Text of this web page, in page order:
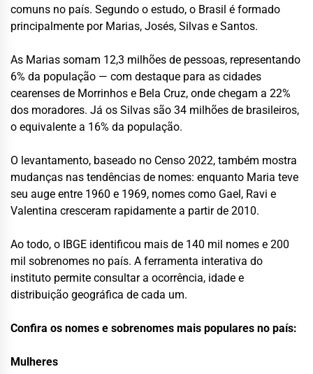
comuns no país. Segundo o estudo, o Brasil é formado
principalmente por Marias, Josés, Silvas e Santos.
As Marias somam 12,3 milhões de pessoas, representando
6% da população — com destaque para as cidades
cearenses de Morrinhos e Bela Cruz, onde chegam a 22%
dos moradores. Já os Silvas são 34 milhões de brasileiros,
o equivalente a 16% da população.
O levantamento, baseado no Censo 2022, também mostra
mudanças nas tendências de nomes: enquanto Maria teve
seu auge entre 1960 e 1969, nomes como Gael, Ravi e
Valentina cresceram rapidamente a partir de 2010.
Ao todo, o IBGE identificou mais de 140 mil nomes e 200
mil sobrenomes no país. A ferramenta interativa do
instituto permite consultar a ocorrência, idade e
distribuição geográfica de cada um.
Confira os nomes e sobrenomes mais populares no país:
Mulheres